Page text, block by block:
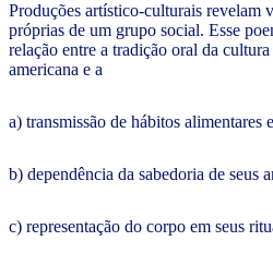
Produções artístico-culturais revelam
próprias de um grupo social. Esse
relação entre a tradição oral da
americana e a
a) transmissão de hábitos alimentares
b) dependência da sabedoria de seus
c) representação do corpo em seus